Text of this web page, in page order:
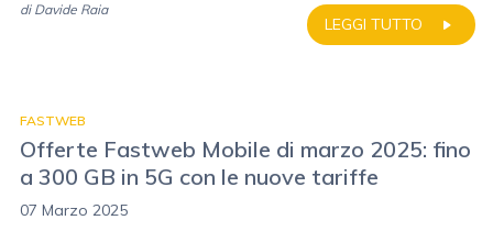
LEGGI TUTTO
di Davide Raia
FASTWEB
Offerte Fastweb Mobile di marzo 2025: fino
a 300 GB in 5G con le nuove tariffe
07 Marzo 2025